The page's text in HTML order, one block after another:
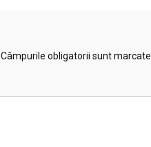
Câmpurile obligatorii sunt